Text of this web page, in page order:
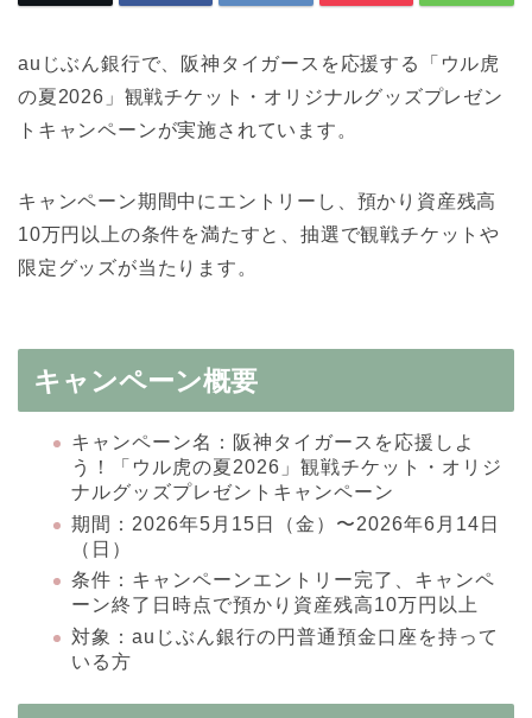
auじぶん銀行で、阪神タイガースを応援する「ウル虎
の夏2026」観戦チケット・オリジナルグッズプレゼン
トキャンペーンが実施されています。
キャンペーン期間中にエントリーし、預かり資産残高
10万円以上の条件を満たすと、抽選で観戦チケットや
限定グッズが当たります。
キャンペーン概要
キャンペーン名：阪神タイガースを応援しよ
う！「ウル虎の夏2026」観戦チケット・オリジ
ナルグッズプレゼントキャンペーン
期間：2026年5月15日（金）〜2026年6月14日
（日）
条件：キャンペーンエントリー完了、キャンペ
ーン終了日時点で預かり資産残高10万円以上
対象：auじぶん銀行の円普通預金口座を持って
いる方